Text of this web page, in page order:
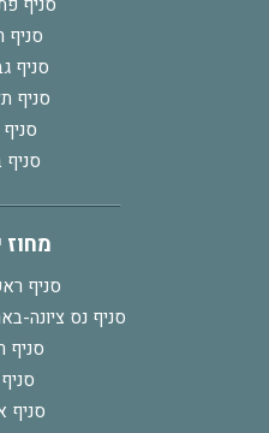
סניף
סניף
סניף
סניף
מחוז
סניף
סניף נס ציונה-
סניף
סניף